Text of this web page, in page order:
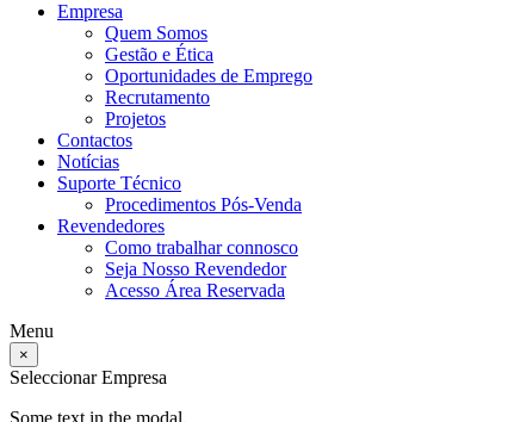
Empresa
Quem Somos
Gestão e Ética
Oportunidades de Emprego
Recrutamento
Projetos
Contactos
Notícias
Suporte Técnico
Procedimentos Pós-Venda
Revendedores
Como trabalhar connosco
Seja Nosso Revendedor
Acesso Área Reservada
Menu
×
Seleccionar Empresa
Some text in the modal.